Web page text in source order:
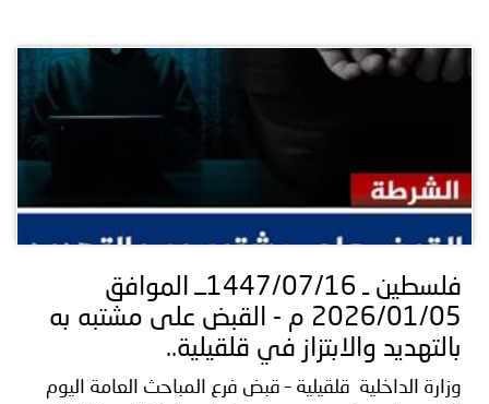
فلسطين ـ 1447/07/16ــ الموافق
2026/01/05 م - القبض على مشتبه به
بالتهديد والابتزاز في قلقيلية..
وزارة الداخلية قلقيلية – قبض فرع المباحث العامة اليوم